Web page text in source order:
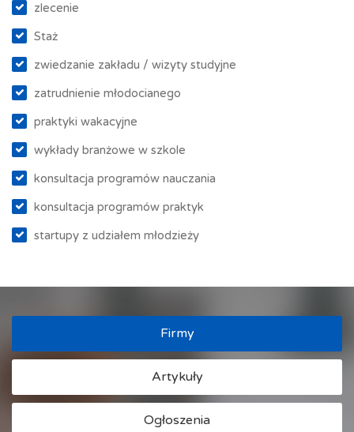
zlecenie
Staż
zwiedzanie zakładu / wizyty studyjne
zatrudnienie młodocianego
praktyki wakacyjne
wykłady branżowe w szkole
konsultacja programów nauczania
konsultacja programów praktyk
startupy z udziałem młodzieży
Firmy
Artykuły
Ogłoszenia